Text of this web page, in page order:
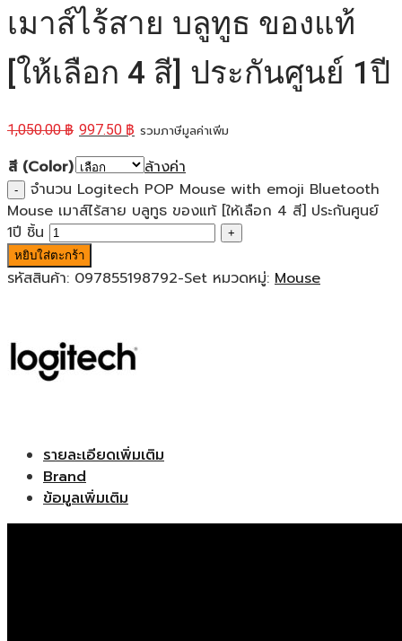
เมาส์ไร้สาย บลูทูธ ของแท้
[ให้เลือก 4 สี] ประกันศูนย์ 1ปี
1,050.00฿ 997.50 ฿ รวมภาษีมูลค่าเพิ่ม
สี (Color)
ล้างค่า
จำนวน Logitech POP Mouse with emoji Bluetooth
Mouse เมาส์ไร้สาย บลูทูธ ของแท้ [ให้เลือก 4 สี] ประกันศูนย์
1ปี ชิ้น
หยิบใส่ตะกร้า
รหัสสินค้า: 097855198792-Set หมวดหมู่: Mouse
รายละเอียดเพิ่มเติม
Brand
ข้อมูลเพิ่มเติม